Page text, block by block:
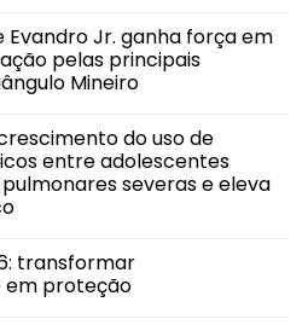
Evandro Jr. ganha força em
pelas principais
Mineiro
do uso de
entre adolescentes
severas e eleva
transformar
em proteção